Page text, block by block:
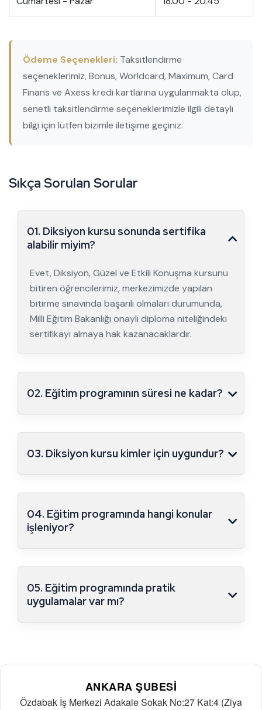
Ödeme Seçenekleri: Taksitlendirme
seçeneklerimiz, Bonus, Worldcard, Maximum, Card
Finans ve Axess kredi kartlarına uygulanmakta olup,
senetli taksitlendirme seçeneklerimizle ilgili detaylı
bilgi için lütfen bizimle iletişime geçiniz.
Sıkça Sorulan Sorular
01. Diksiyon kursu sonunda sertifika
alabilir miyim?
Evet, Diksiyon, Güzel ve Etkili Konuşma kursunu
bitiren öğrencilerimiz, merkezimizde yapılan
bitirme sınavında başarılı olmaları durumunda,
Milli Eğitim Bakanlığı onaylı diploma niteliğindeki
sertifikayı almaya hak kazanacaklardır.
02. Eğitim programının süresi ne kadar?
03. Diksiyon kursu kimler için uygundur?
04. Eğitim programında hangi konular
işleniyor?
05. Eğitim programında pratik
uygulamalar var mı?
ANKARA ŞUBESİ
Özdabak İş Merkezi Adakale Sokak No:27 Kat:4 (Ziya